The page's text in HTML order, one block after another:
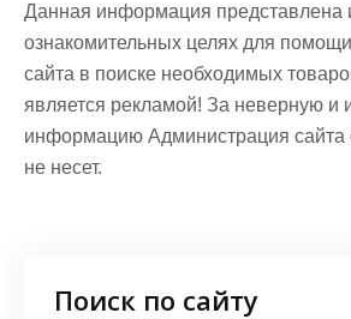
Данная информация представлена
ознакомительных целях для
сайта в поиске необходимых
является рекламой! За неверную и
информацию Администрация сайта
не несет.
Поиск по сайту